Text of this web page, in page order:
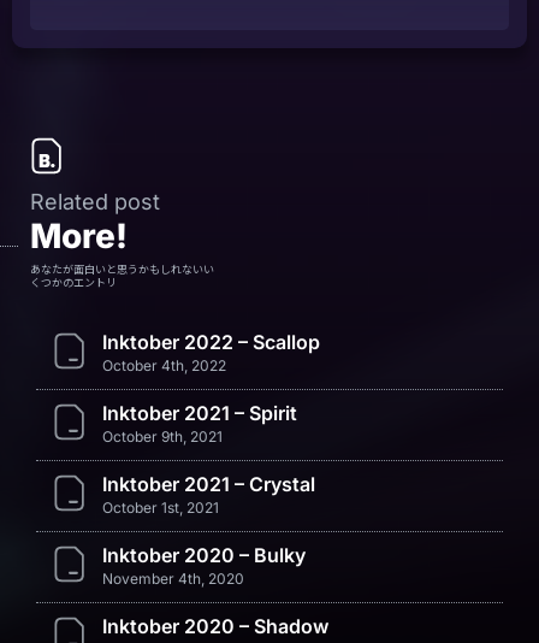
Related post
More!
あなたが面白いと思うかもしれないい
くつかのエントリ
Inktober 2022 – Scallop
October 4th, 2022
Inktober 2021 – Spirit
October 9th, 2021
Inktober 2021 – Crystal
October 1st, 2021
Inktober 2020 – Bulky
November 4th, 2020
Inktober 2020 – Shadow